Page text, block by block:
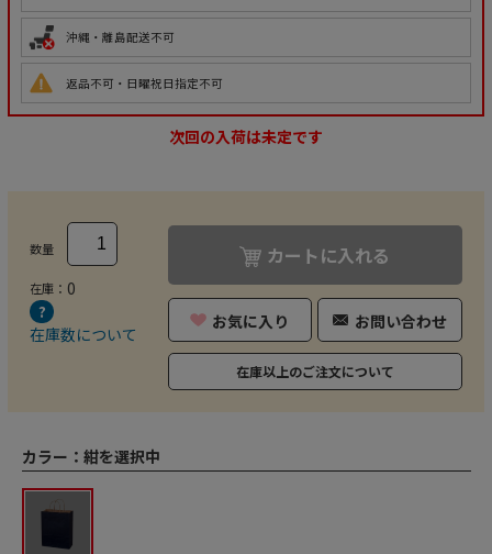
沖縄・離島配送不可
返品不可・日曜祝日指定不可
次回の入荷は未定です
数量
在庫： 0
在庫数について
カートに入れる
お気に入り お問い合わせ
在庫以上のご注文について
カラー： 紺を選択中